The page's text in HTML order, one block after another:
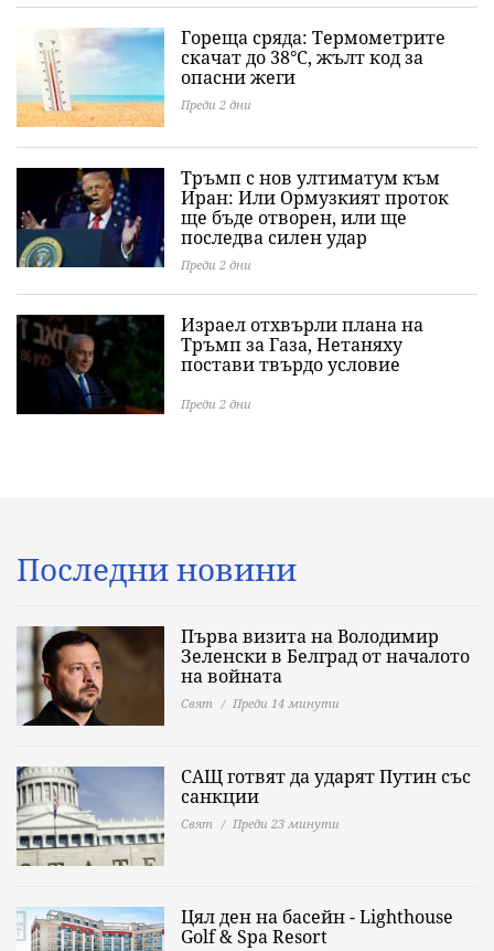
Гореща сряда: Термометрите
скачат до 38°C, жълт код за
опасни жеги
Преди 2 дни
Тръмп с нов ултиматум към
Иран: Или Ормузкият проток
ще бъде отворен, или ще
последва силен удар
Преди 2 дни
Израел отхвърли плана на
Тръмп за Газа, Нетаняху
постави твърдо условие
Преди 2 дни
Последни новини
Първа визита на Володимир
Зеленски в Белград от началото
на войната
Свят Преди 14 минути
САЩ готвят да ударят Путин със
санкции
Свят Преди 23 минути
Цял ден на басейн - Lighthouse
Golf & Spa Resort